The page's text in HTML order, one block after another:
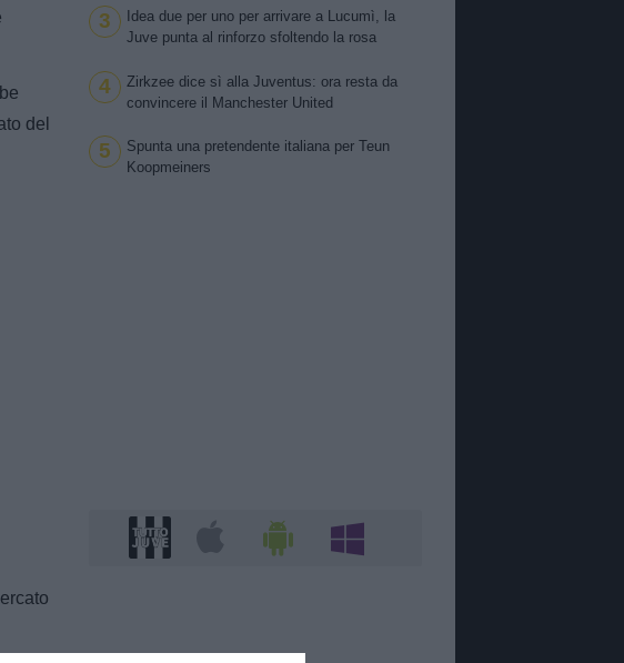
del
3
Idea due per uno per arrivare a Lucumì, la
Juve punta al rinforzo sfoltendo la rosa
4
Zirkzee dice sì alla Juventus: ora resta da
convincere il Manchester United
5
Spunta una pretendente italiana per Teun
Koopmeiners